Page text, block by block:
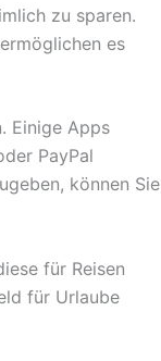
zu sparen.
es
Einige Apps
PayPal
können Sie
für Reisen
für Urlaube